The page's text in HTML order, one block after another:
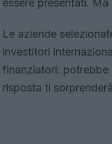
essere presentati.
Le aziende
investitori
finanziatori: potrebbe
risposta ti